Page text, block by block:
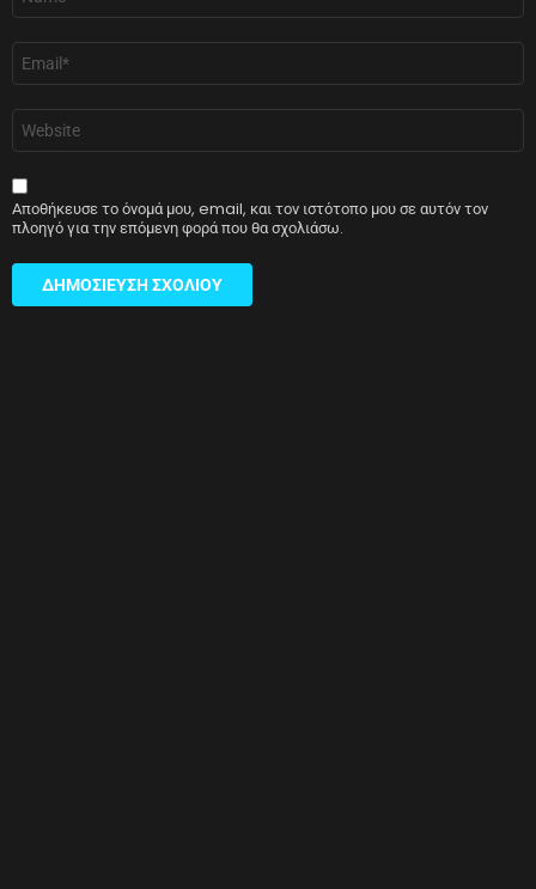
Email
Ιστότοπος
Αποθήκευσε το όνομά μου, email, και τον ιστότοπο μου σε αυτόν τον
πλοηγό για την επόμενη φορά που θα σχολιάσω.